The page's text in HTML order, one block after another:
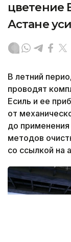
цветение
Астане
В летний
проводят
Есиль и ее
от
до
методов
со ссылкой на